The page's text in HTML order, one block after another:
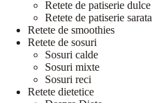
Retete de patiserie dulce
Retete de patiserie sarata
Retete de smoothies
Retete de sosuri
Sosuri calde
Sosuri mixte
Sosuri reci
Retete dietetice